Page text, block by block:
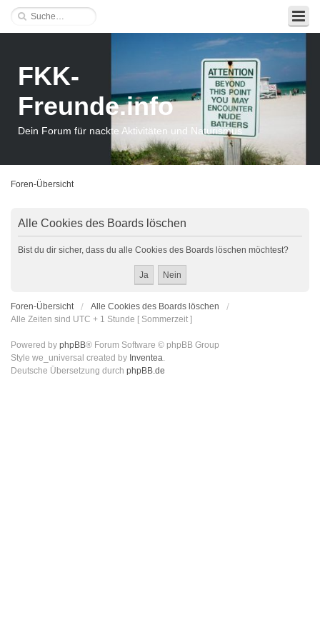
FKK-
Freunde.info
Dein Forum für nackte Aktivitäten und Naturismus
Foren-Übersicht
Alle Cookies des Boards löschen
Bist du dir sicher, dass du alle Cookies des Boards löschen möchtest?
Foren-Übersicht
Alle Cookies des Boards löschen
Alle Zeiten sind UTC + 1 Stunde [ Sommerzeit ]
Powered by phpBB® Forum Software © phpBB Group
Style we_universal created by Inventea.
Deutsche Übersetzung durch phpBB.de